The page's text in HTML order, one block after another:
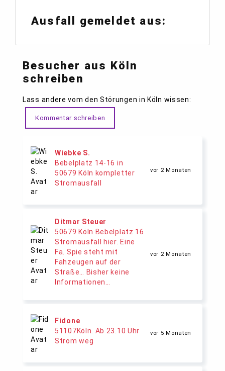
Ausfall gemeldet aus:
Besucher aus Köln
schreiben
Lass andere vom den Störungen in Köln wissen:
Kommentar schreiben
Wiebke S.
Bebelplatz 14-16 in
50679 Köln kompletter
Stromausfall
vor 2 Monaten
Ditmar Steuer
50679 Köln Bebelplatz 16
Stromausfall hier. Eine
Fa. Spie steht mit
Fahzeugen auf der
Straße… Bisher keine
Informationen…
vor 2 Monaten
Fidone
51107Köln. Ab 23.10 Uhr
Strom weg
vor 5 Monaten